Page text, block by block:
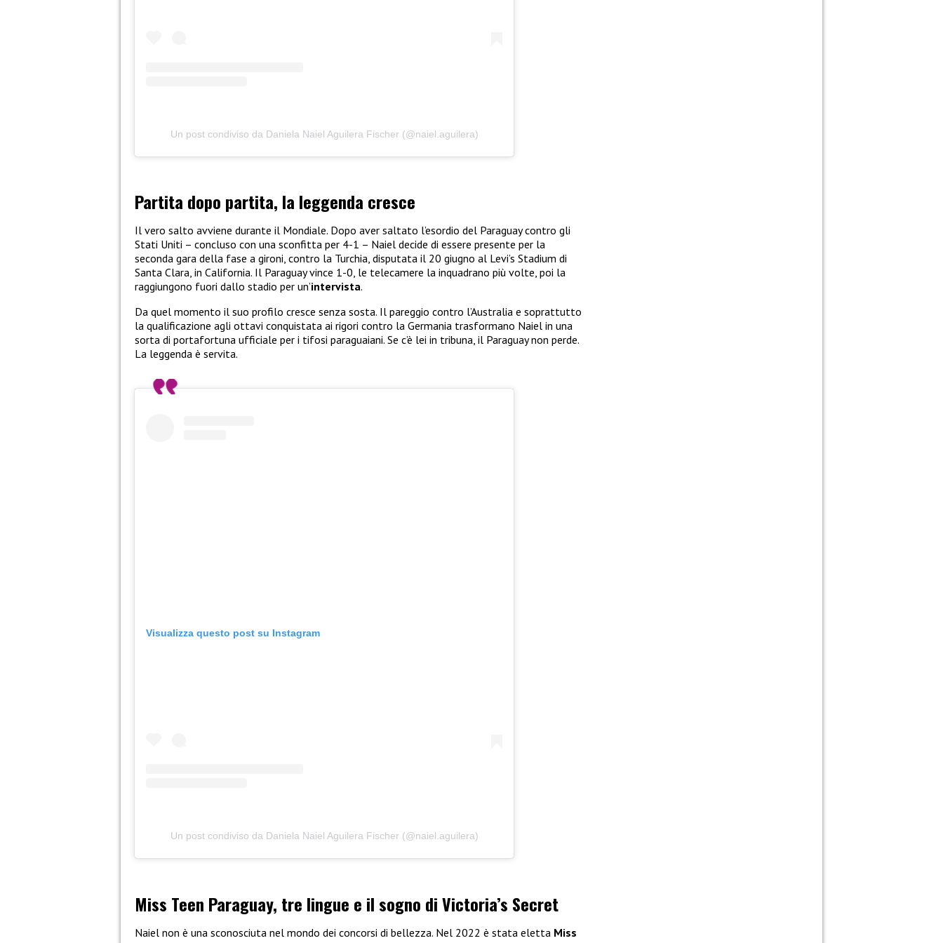
Un post condiviso da Daniela Naiel Aguilera Fischer (@naiel.aguilera)
Partita dopo partita, la leggenda cresce
Il vero salto avviene durante il Mondiale. Dopo aver saltato l’esordio del Paraguay contro gli
Stati Uniti – concluso con una sconfitta per 4-1 – Naiel decide di essere presente per la
seconda gara della fase a gironi, contro la Turchia, disputata il 20 giugno al Levi’s Stadium di
Santa Clara, in California. Il Paraguay vince 1-0, le telecamere la inquadrano più volte, poi la
raggiungono fuori dallo stadio per un’intervista.
Da quel momento il suo profilo cresce senza sosta. Il pareggio contro l’Australia e soprattutto
la qualificazione agli ottavi conquistata ai rigori contro la Germania trasformano Naiel in una
sorta di portafortuna ufficiale per i tifosi paraguaiani. Se c’è lei in tribuna, il Paraguay non perde.
La leggenda è servita.
Visualizza questo post su Instagram
Un post condiviso da Daniela Naiel Aguilera Fischer (@naiel.aguilera)
Miss Teen Paraguay, tre lingue e il sogno di Victoria’s Secret
Naiel non è una sconosciuta nel mondo dei concorsi di bellezza. Nel 2022 è stata eletta Miss